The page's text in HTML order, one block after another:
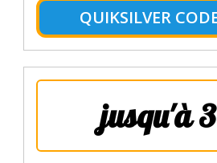
QUIKSILVER
jusqu'à